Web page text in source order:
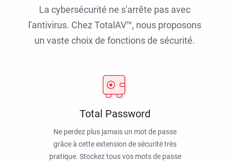
La cybersécurité ne s'arrête pas avec
l'antivirus. Chez TotalAV™, nous proposons
un vaste choix de fonctions de sécurité.
Total Password
Ne perdez plus jamais un mot de passe
grâce à cette extension de sécurité très
pratique. Stockez tous vos mots de passe